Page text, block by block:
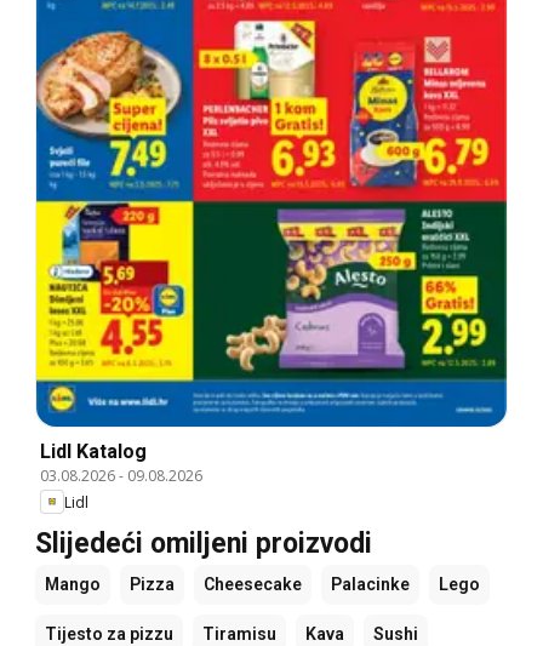
Lidl Katalog
03.08.2026- 09.08.2026
Lidl
Slijedeći omiljeni proizvodi
Mango Pizza Cheesecake Palacinke Lego
Tijesto za pizzu Tiramisu Kava Sushi